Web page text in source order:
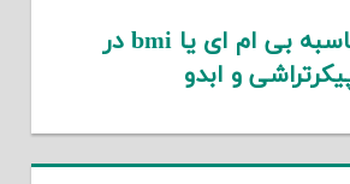
نحوه محاسبه بی ام ای یا bmi در
و ابدو